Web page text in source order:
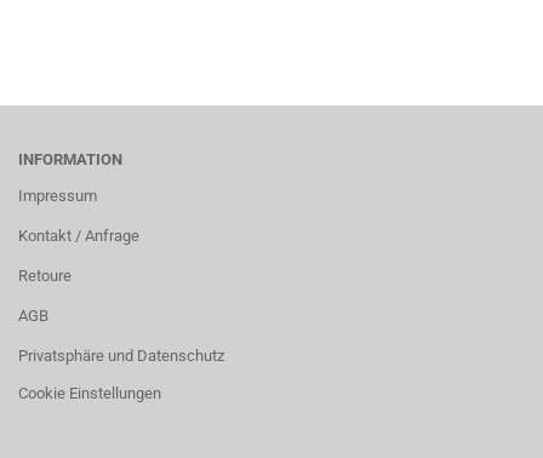
INFORMATION
Impressum
Kontakt / Anfrage
Retoure
AGB
Privatsphäre und Datenschutz
Cookie Einstellungen